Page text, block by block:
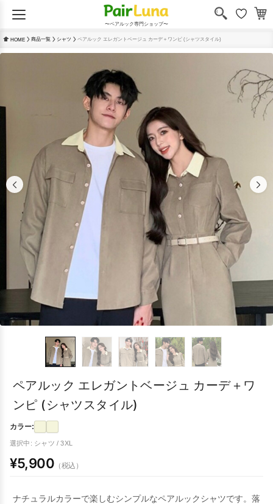
〜ペアルック専門ショップ〜
HOME 商品一覧 シャツ ペアルック エレガントベージュ カーデ＋ワンピ (シャツスタイル)
ペアルック エレガントベージュ カーデ＋ワ
ンピ (シャツスタイル)
カラー:
選択中: シャツ / 3XL
¥5,900 （税込）
ナチュラルカラーで楽しむシンプルなペアルックシャツです。落